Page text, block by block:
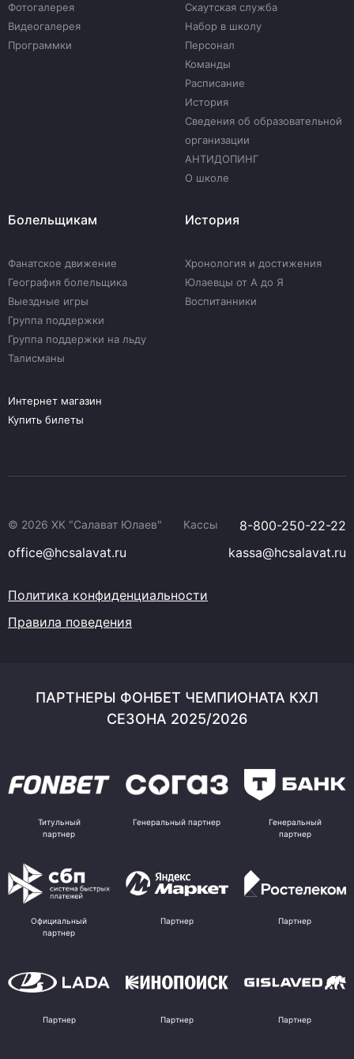
Фотогалерея
Видеогалерея
Программки
Скаутская служба
Набор в школу
Персонал
Команды
Расписание
История
Сведения об образовательной
организации
АНТИДОПИНГ
О школе
Болельщикам
Фанатское движение
География болельщика
Выездные игры
Группа поддержки
Группа поддержки на льду
Талисманы
История
Хронология и достижения
Юлаевцы от А до Я
Воспитанники
Интернет магазин
Купить билеты
© 2026 ХК "Салават Юлаев" Кассы
8-800-250-22-22
office@hcsalavat.ru
kassa@hcsalavat.ru
Политика конфиденциальности
Правила поведения
ПАРТНЕРЫ ФОНБЕТ ЧЕМПИОНАТА КХЛ
СЕЗОНА 2025/2026
Титульный
партнер
Генеральный партнер
Генеральный
партнер
Официальный
партнер
Партнер Партнер
Партнер Партнер Партнер